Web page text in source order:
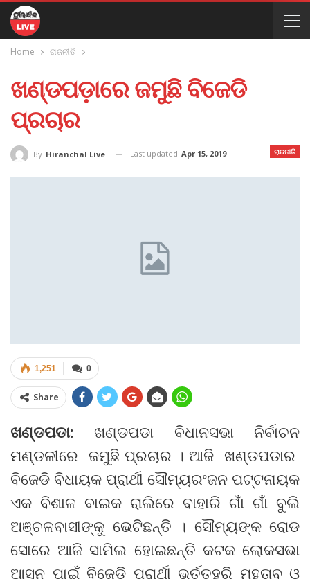
Home ରାଜନୀତି
ଖଣ୍ଡପଡ଼ାରେ ଜମୁଛି ବିଜେଡି
ପ୍ରଚାର
ରାଜନୀତି
By Hiranchal Live Last updated Apr 15, 2019
0
1,251
Share
ଖଣ୍ଡପଡା: ଖଣ୍ଡପଡା ବିଧାନସଭା ନିର୍ବାଚନ
ମଣ୍ଡଳୀରେ ଜମୁଛି ପ୍ରଚାର । ଆଜି ଖଣ୍ଡପଡାର
ବିଜେଡି ବିଧାୟକ ପ୍ରାର୍ଥୀ ସୌମ୍ୟରଂଜନ ପଟ୍ଟନାୟକ
ଏକ ବିଶାଳ ବାଇକ ରାଲିରେ ବାହାରି ଗାଁ ଗାଁ ବୁଲି
ଅଞ୍ଚଳବାସୀଙ୍କୁ ଭେଟିଛନ୍ତି । ସୌମ୍ୟଙ୍କ ରୋଡ
ସୋରେ ଆଜି ସାମିଲ ହୋଇଛନ୍ତି କଟକ ଲୋକସଭା
ଆସନ ପାଇଁ ବିଜେଡି ପ୍ରାର୍ଥୀ ଭର୍ତ୍ତୃହରି ମହତାବ ଓ